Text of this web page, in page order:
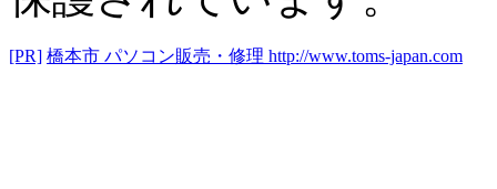
[PR] 橋本市 パソコン販売・修理 http://www.toms-japan.com